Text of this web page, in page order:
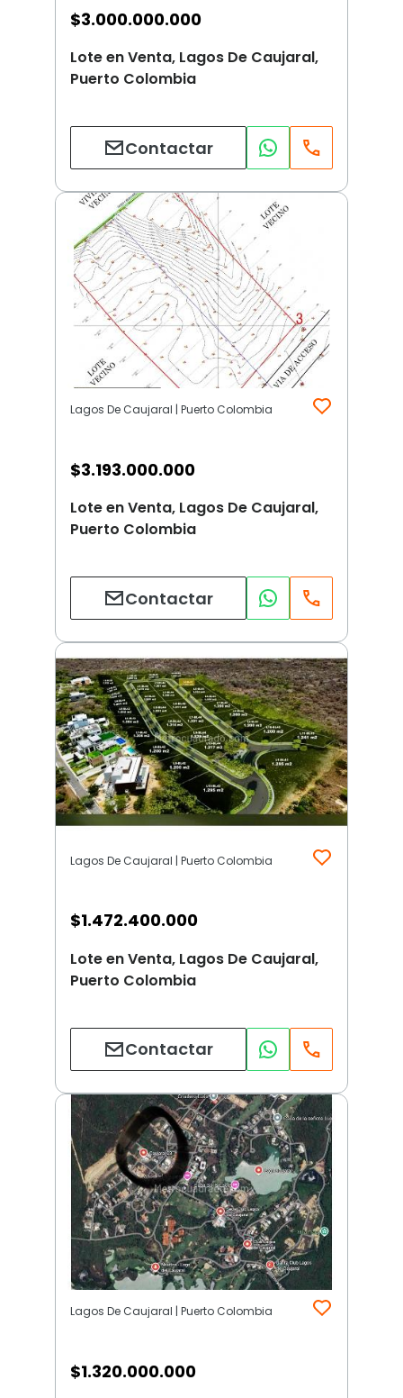
$3.000.000.000
Lote en Venta, Lagos De Caujaral,
Puerto Colombia
Contactar
Lagos De Caujaral | Puerto Colombia
$3.193.000.000
Lote en Venta, Lagos De Caujaral,
Puerto Colombia
Contactar
Lagos De Caujaral | Puerto Colombia
$1.472.400.000
Lote en Venta, Lagos De Caujaral,
Puerto Colombia
Contactar
Lagos De Caujaral | Puerto Colombia
$1.320.000.000